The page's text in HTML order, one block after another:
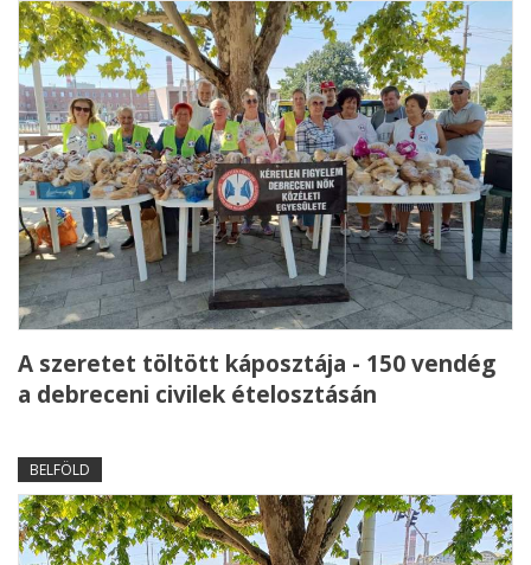
A szeretet töltött káposztája - 150 vendég
a debreceni civilek ételosztásán
BELFÖLD